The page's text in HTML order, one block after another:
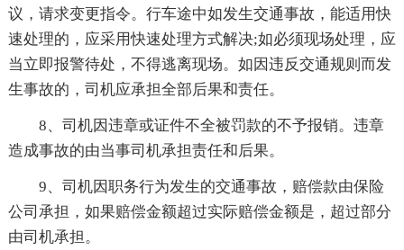
议，请求变更指令。行车途中如发生交通事故，能适用快
速处理的，应采用快速处理方式解决;如必须现场处理，应
当立即报警待处，不得逃离现场。如因违反交通规则而发
生事故的，司机应承担全部后果和责任。
8、司机因违章或证件不全被罚款的不予报销。违章
造成事故的由当事司机承担责任和后果。
9、司机因职务行为发生的交通事故，赔偿款由保险
公司承担，如果赔偿金额超过实际赔偿金额是，超过部分
由司机承担。